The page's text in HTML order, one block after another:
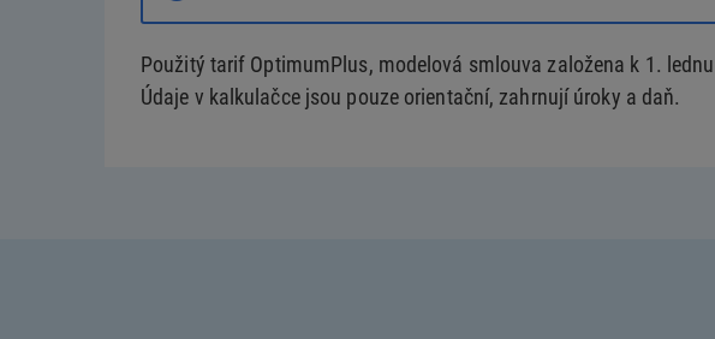
Použitý tarif OptimumPlus, modelová smlouva založena k 1.
Údaje v kalkulačce jsou pouze orientační, zahrnují úroky a daň.